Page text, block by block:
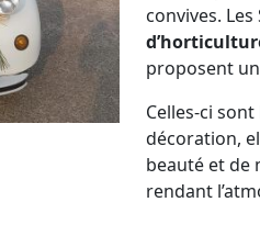
convives. Les
proposent
Celles-ci
décoration,
beauté et de
rendant